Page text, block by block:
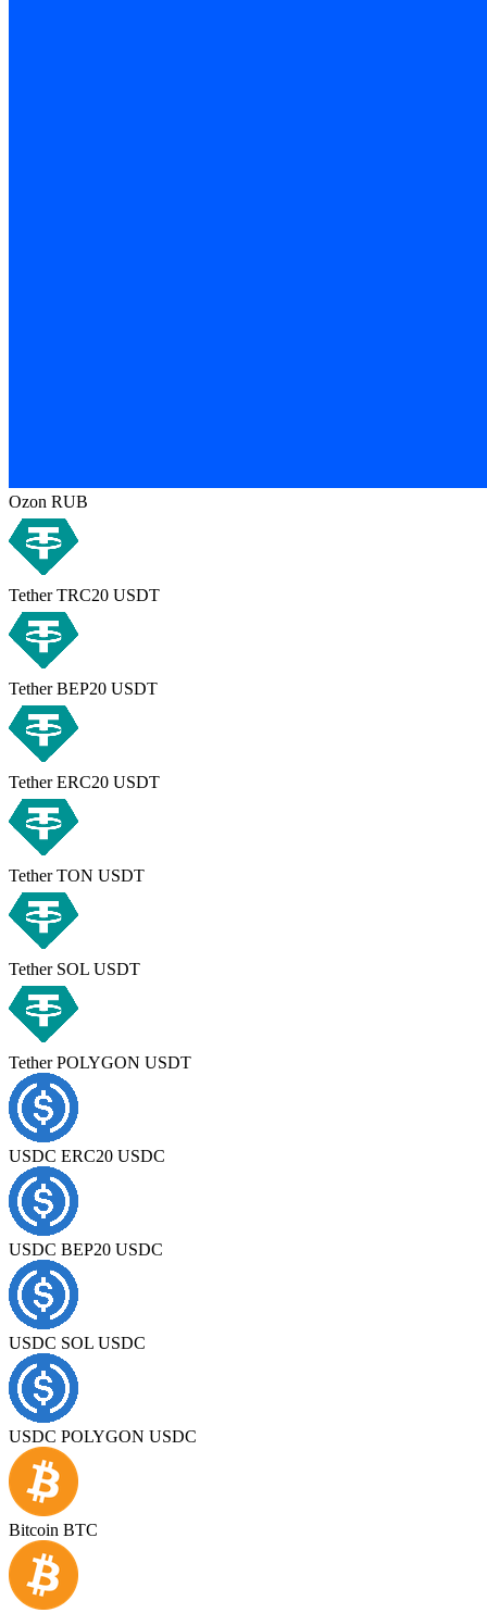
Ozon RUB
Tether TRC20 USDT
Tether BEP20 USDT
Tether ERC20 USDT
Tether TON USDT
Tether SOL USDT
Tether POLYGON USDT
USDC ERC20 USDC
USDC BEP20 USDC
USDC SOL USDC
USDC POLYGON USDC
Bitcoin BTC